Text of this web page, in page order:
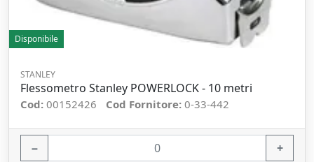
Disponibile
STANLEY
Flessometro Stanley POWERLOCK - 10 metri
Cod: 00152426 Cod Fornitore: 0-33-442
− +